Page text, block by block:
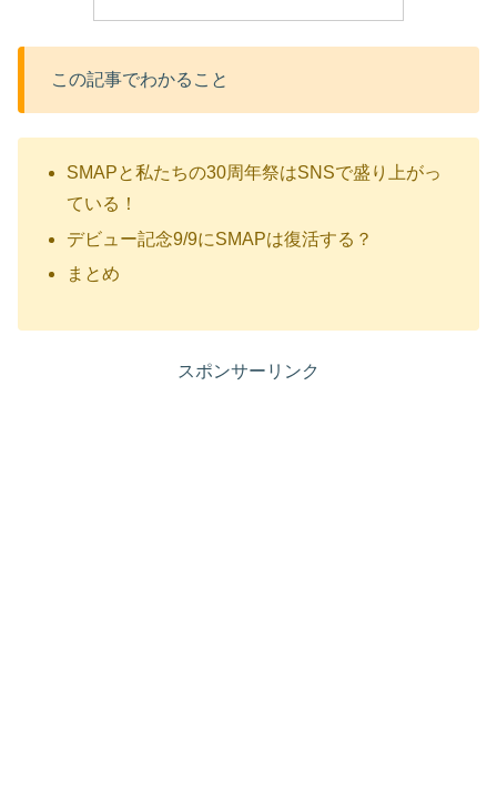
この記事でわかること
SMAPと私たちの30周年祭はSNSで盛り上がっ
ている！
デビュー記念9/9にSMAPは復活する？
まとめ
スポンサーリンク